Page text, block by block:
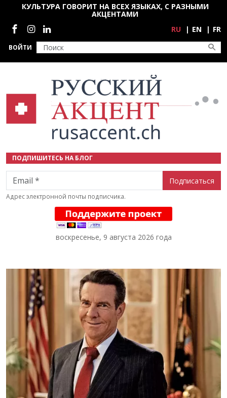
Перейти к основному содержанию
ВОЙТИ
КУЛЬТУРА ГОВОРИТ НА ВСЕХ ЯЗЫКАХ, С РАЗНЫМИ
АКЦЕНТАМИ
Социальные сети
RU EN FR
ПОДПИШИТЕСЬ НА БЛОГ
Email
Адрес электронной почты подписчика.
воскресенье, 9 августа 2026 года